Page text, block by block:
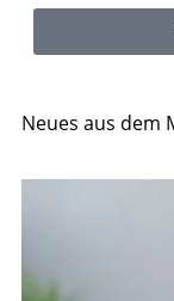
Neues aus dem